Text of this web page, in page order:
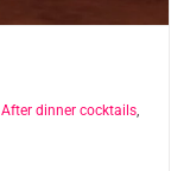
After dinner cocktails